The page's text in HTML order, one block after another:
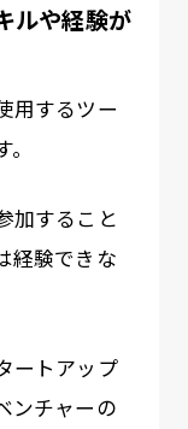
ルや経験が
用するツー
加すること
経験できな
ートアップ
ンチャーの